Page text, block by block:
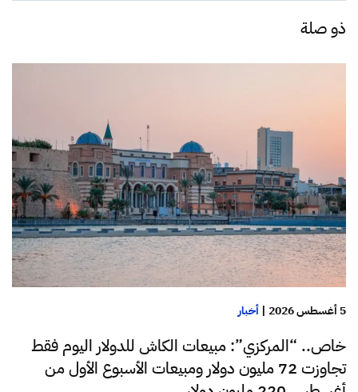
ذو صلة
5 أغسطس 2026 | أخبار
خاص.. “المركزي”: مبيعات الكاش للدولار اليوم فقط
تجاوزت 72 مليون دولار ومبيعات الأسبوع الأول من